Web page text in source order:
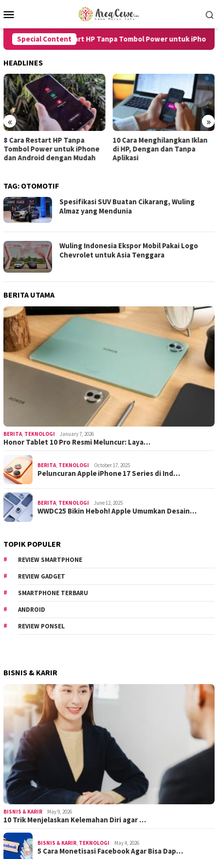
to
Menu
Special Content
8 Cara Restart HP Tanpa Tombol Power untuk iPhone
HEADLINES
« »
iPhone
10 Cara Menghilangkan Iklan
di HP, Dengan dan Tanpa
Aplikasi
7 Cara Merekam
untuk Android dan
TAG: OTOMOTIF
Spesifikasi SUV Buatan Cikarang, Wuling
Almaz yang Mendunia
Wuling Indonesia Ekspor Mobil Pakai Logo
Chevrolet untuk Asia Tenggara
BERITA UTAMA
BERITA TEKNOLOGI January 7, 2026
Honor Tablet 10 Pro Resmi Meluncur: Laya…
BERITA TEKNOLOGI October 17, 2025
Peluncuran Apple iPhone 17 Series di Ind…
BERITA TEKNOLOGI June 12, 2025
WWDC25 Bikin Heboh! Apple Umumkan Desain…
TOPIK POPULER
REVIEW SMARTPHONE
REVIEW GADGET
SMARTPHONE TERBARU
ANDROID
REVIEW PONSEL
BISNIS & KARIR
BISNIS & KARIR May 9, 2026
10 Trik Menjelaskan Kelemahan Diri agar …
BISNIS & KARIR TEKNOLOGI May 4, 2026
5 Cara Monetisasi Facebook Agar Bisa Dap…